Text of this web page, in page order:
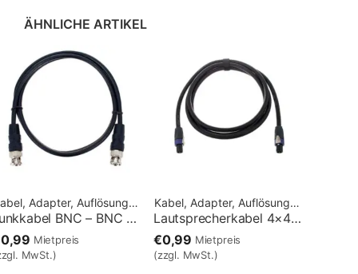
ÄHNLICHE ARTIKEL
Kabel, Adapter, Auflösungen
Funkkabel BNC – BNC 1,5m
Mietpreis
MwSt.)
Kabel, Adapter, Auflösungen
Lautsprecherkabel 4×4 – 02m
€0,99 Mietpreis
(zzgl. MwSt.)